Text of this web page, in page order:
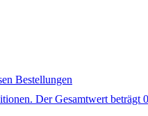
Bestellungen
Der Gesamtwert beträgt